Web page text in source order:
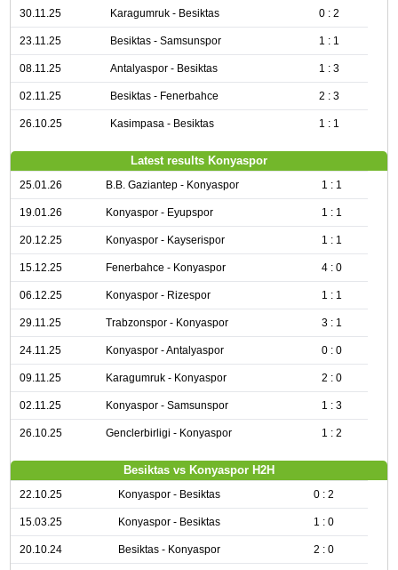
30.11.25 Karagumruk - Besiktas 0 : 2
23.11.25 Besiktas - Samsunspor 1 : 1
08.11.25 Antalyaspor - Besiktas 1 : 3
02.11.25 Besiktas - Fenerbahce 2 : 3
26.10.25 Kasimpasa - Besiktas 1 : 1
Latest results Konyaspor
25.01.26 B.B. Gaziantep - Konyaspor 1 : 1
19.01.26 Konyaspor - Eyupspor 1 : 1
20.12.25 Konyaspor - Kayserispor 1 : 1
15.12.25 Fenerbahce - Konyaspor 4 : 0
06.12.25 Konyaspor - Rizespor 1 : 1
29.11.25 Trabzonspor - Konyaspor 3 : 1
24.11.25 Konyaspor - Antalyaspor 0 : 0
09.11.25 Karagumruk - Konyaspor 2 : 0
02.11.25 Konyaspor - Samsunspor 1 : 3
26.10.25 Genclerbirligi - Konyaspor 1 : 2
Besiktas vs Konyaspor H2H
22.10.25 Konyaspor - Besiktas 0 : 2
15.03.25 Konyaspor - Besiktas 1 : 0
20.10.24 Besiktas - Konyaspor 2 : 0